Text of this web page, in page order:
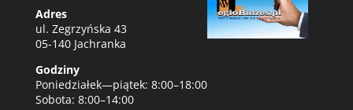
Adres
ul. Zegrzyńska 43
05-140 Jachranka
Godziny
Poniedziałek—piątek: 8:00–18:00
Sobota: 8:00–14:00